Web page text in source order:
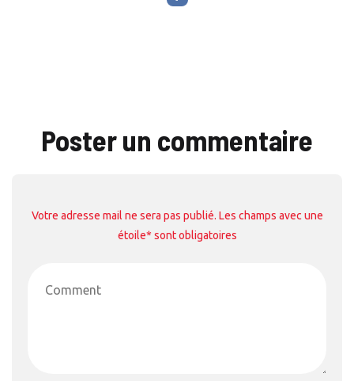
Poster un commentaire
Votre adresse mail ne sera pas publié. Les champs avec une
étoile* sont obligatoires